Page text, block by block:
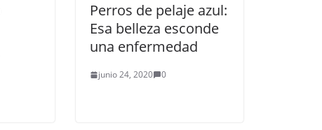
Perros de pelaje azul:
Esa belleza esconde
una enfermedad
junio 24, 2020 0